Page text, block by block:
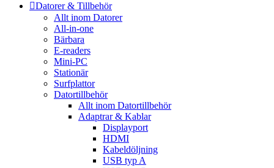
Datorer & Tillbehör
Allt inom Datorer
All-in-one
Bärbara
E-readers
Mini-PC
Stationär
Surfplattor
Datortillbehör
Allt inom Datortillbehör
Adaptrar & Kablar
Displayport
HDMI
Kabeldöljning
USB typ A